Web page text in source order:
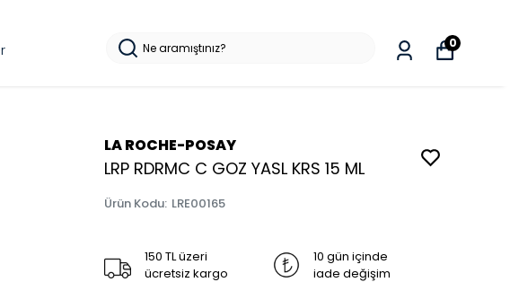
0
LA ROCHE-POSAY
LRP RDRMC C GOZ YASL KRS 15 ML
Ürün Kodu: LRE00165
150 TL üzeri
ücretsiz kargo
10 gün içinde
iade değişim